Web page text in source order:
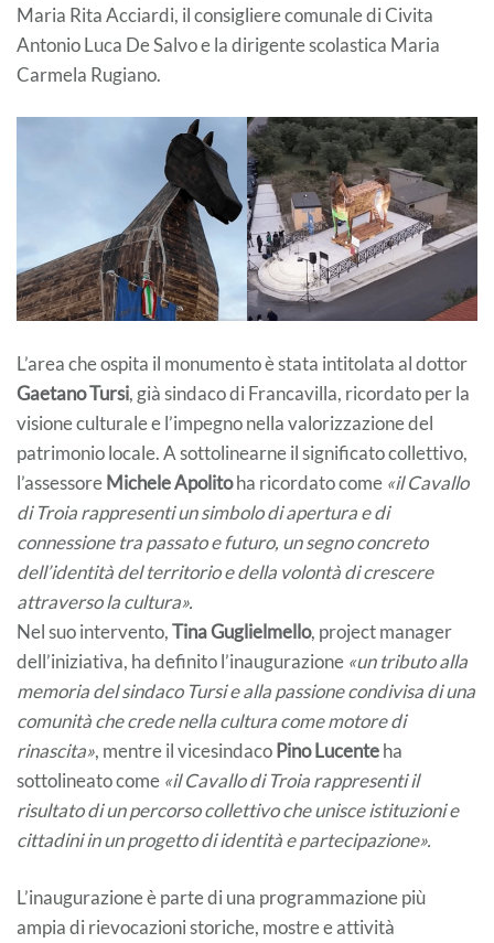
Maria Rita Acciardi, il consigliere comunale di Civita
Antonio Luca De Salvo e la dirigente scolastica Maria
Carmela Rugiano.
L’area che ospita il monumento è stata intitolata al dottor
Gaetano Tursi, già sindaco di Francavilla, ricordato per la
visione culturale e l’impegno nella valorizzazione del
patrimonio locale. A sottolinearne il significato collettivo,
l’assessoreMichele Apolitoha ricordato come «il Cavallo
di Troia rappresenti un simbolo di apertura e di
connessione tra passato e futuro, un segno concreto
dell’identità del territorio e della volontà di crescere
attraverso la cultura».
Nel suo intervento,Tina Guglielmello, project manager
dell’iniziativa, ha definito l’inaugurazione «un tributo alla
memoria del sindaco Tursi e alla passione condivisa di una
comunità che crede nella cultura come motore di
rinascita», mentre il vicesindacoPino Lucenteha
sottolineato come «il Cavallo di Troia rappresenti il
risultato di un percorso collettivo che unisce istituzioni e
cittadini in un progetto di identità e partecipazione».
L’inaugurazione è parte di una programmazione più
ampia di rievocazioni storiche, mostre e attività